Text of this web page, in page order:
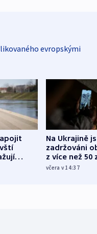
evropskými
Na Ukrajině
zadržováni
z více než 50
Bojovali na
včera v 14:37